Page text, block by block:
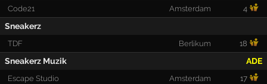
Code21 Amsterdam 4
Sneakerz
TDF Berlikum 18
Sneakerz Muzik ADE
Escape Studio Amsterdam 17